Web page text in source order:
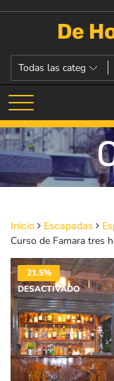
De
Inicio Escapadas
Curso de Famara tres
21.5%
DESACTIVADO